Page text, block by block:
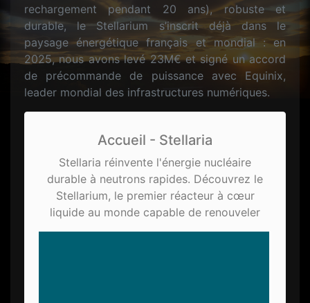
rechargement pendant 20 ans), robuste et
durable, le Stellarium s’inscrit déjà dans le
paysage énergétique français et mondial : en
2025, nous avons levé 23M€ et signé un accord
de précommande de puissance avec Equinix,
leader mondial des infrastructures numériques.
Accueil - Stellaria
Stellaria réinvente l'énergie nucléaire
durable à neutrons rapides. Découvrez le
Stellarium, le premier réacteur à cœur
liquide au monde capable de renouveler